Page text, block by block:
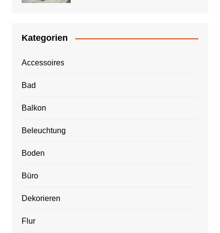
Kategorien
Accessoires
Bad
Balkon
Beleuchtung
Boden
Büro
Dekorieren
Flur